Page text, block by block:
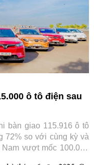
ô tô điện sau
bàn giao 115.916 ô tô
72% so với cùng kỳ và
vượt mốc 100.000